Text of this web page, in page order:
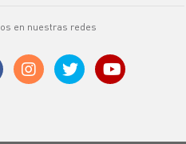
en nuestras redes